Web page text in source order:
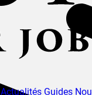
Actualités Guides